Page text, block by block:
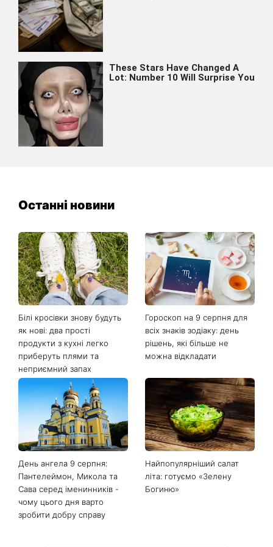
Останні новини
Білі кросівки знову будуть
як нові: два прості
продукти з кухні легко
приберуть плями та
неприємний запах
Гороскоп на 9 серпня для
всіх знаків зодіаку: день
рішень, які більше не
можна відкладати
День ангела 9 серпня:
Пантелеймон, Микола та
Сава серед іменинників -
чому цього дня варто
зробити добру справу
Найпопулярніший салат
літа: готуємо «Зелену
Богиню»